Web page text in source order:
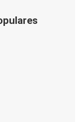
tarjeta de crédito,